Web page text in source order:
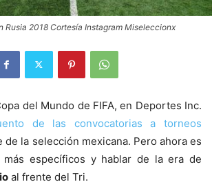
Rusia 2018 Cortesía Instagram Miseleccionx
del Mundo de FIFA, en Deportes Inc.
de las convocatorias a torneos
de la selección mexicana. Pero ahora es
específicos y hablar de la era de
al frente del Tri.